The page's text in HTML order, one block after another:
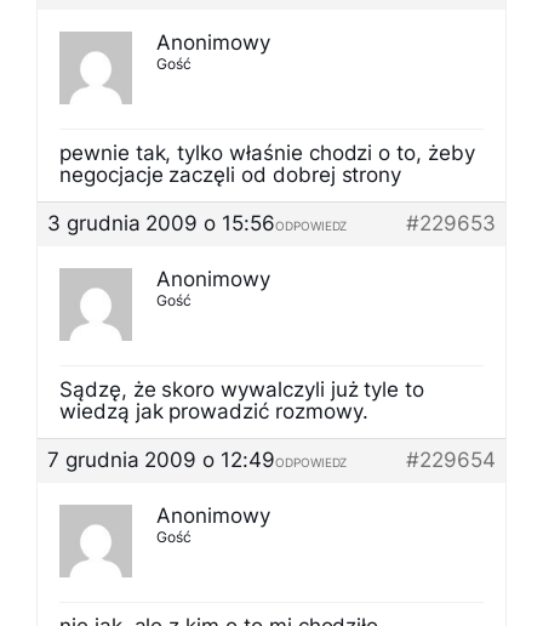
Anonimowy
Gość
pewnie tak, tylko właśnie chodzi o to, żeby
negocjacje zaczęli od dobrej strony
3 grudnia 2009 o 15:56
#229653
ODPOWIEDZ
Anonimowy
Gość
Sądzę, że skoro wywalczyli już tyle to
wiedzą jak prowadzić rozmowy.
7 grudnia 2009 o 12:49
#229654
ODPOWIEDZ
Anonimowy
Gość